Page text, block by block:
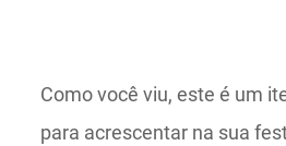
Como você viu, este é um
para acrescentar na sua